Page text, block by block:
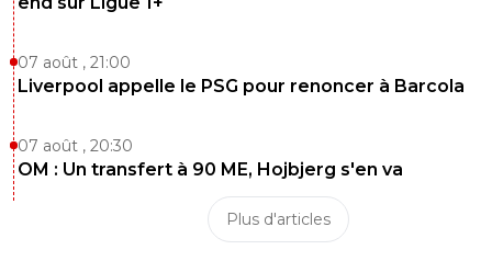
07 août , 21:00
Liverpool appelle le PSG pour renoncer à Barcola
07 août , 20:30
OM : Un transfert à 90 ME, Hojbjerg s'en va
Plus d'articles